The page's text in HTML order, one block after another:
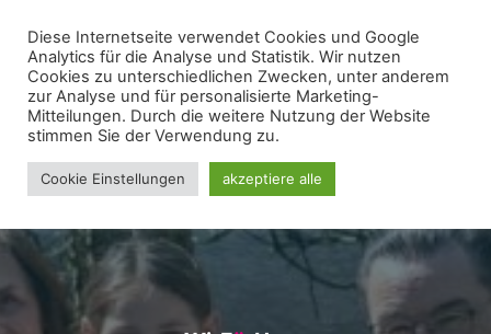
Inhalt
springen
WIR FÜR UNNA - VEREIN
Diese Internetseite verwendet Cookies und Google
Analytics für die Analyse und Statistik. Wir nutzen
Cookies zu unterschiedlichen Zwecken, unter anderem
zur Analyse und für personalisierte Marketing-
Mitteilungen. Durch die weitere Nutzung der Website
stimmen Sie der Verwendung zu.
Cookie Einstellungen akzeptiere alle